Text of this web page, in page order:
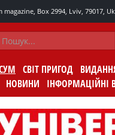
magazine, Box 2994, Lviv, 79017,
СВІТ ПРИГОД
НОВИНИ
ІНФОРМАЦІЙНІ